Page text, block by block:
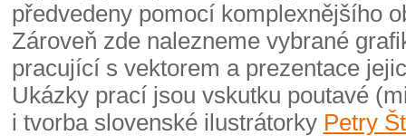
předvedeny pomocí komplexnějšího
Zároveň zde nalezneme vybrané
pracující s vektorem a prezentace
Ukázky prací jsou vskutku poutavé
i tvorba slovenské ilustrátorky Petry